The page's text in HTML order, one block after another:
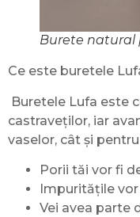
Burete natural
Ce este buretele
Buretele Lufa este
castraveților, iar
vaselor, cât și
Porii tăi vor fi
Impuritățile
Vei avea parte